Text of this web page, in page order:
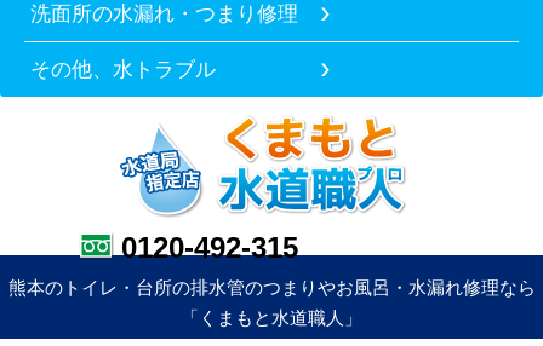
洗面所の水漏れ・つまり修理
その他、水トラブル
0120-492-315
熊本のトイレ・台所の排水管のつまりやお風呂・水漏れ修理なら
「くまもと水道職人」